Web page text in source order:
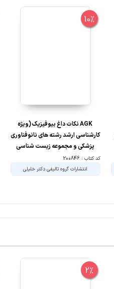
10%
‏ AGK نکات داغ بیوفیزیک (ویژه
کارشناسی ارشد رشته های نانوفناوری
پزشکی و مجموعه زیست شناسی
(وزارت علوم))
کد کتاب : 200846
انتشارات گروه تالیفی دکتر خلیلی
2%